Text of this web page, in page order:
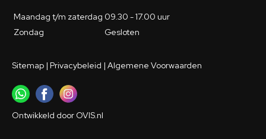
Maandag t/m zaterdag 09.30 - 17.00 uur
Zondag
Gesloten
Sitemap | Privacybeleid | Algemene Voorwaarden
Ontwikkeld door OVIS.nl